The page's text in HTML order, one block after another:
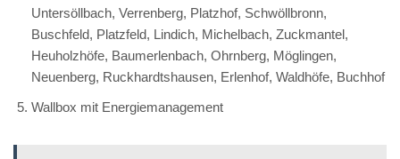
Untersöllbach, Verrenberg, Platzhof, Schwöllbronn,
Buschfeld, Platzfeld, Lindich, Michelbach, Zuckmantel,
Heuholzhöfe, Baumerlenbach, Ohrnberg, Möglingen,
Neuenberg, Ruckhardtshausen, Erlenhof, Waldhöfe, Buchhof
Wallbox mit Energiemanagement